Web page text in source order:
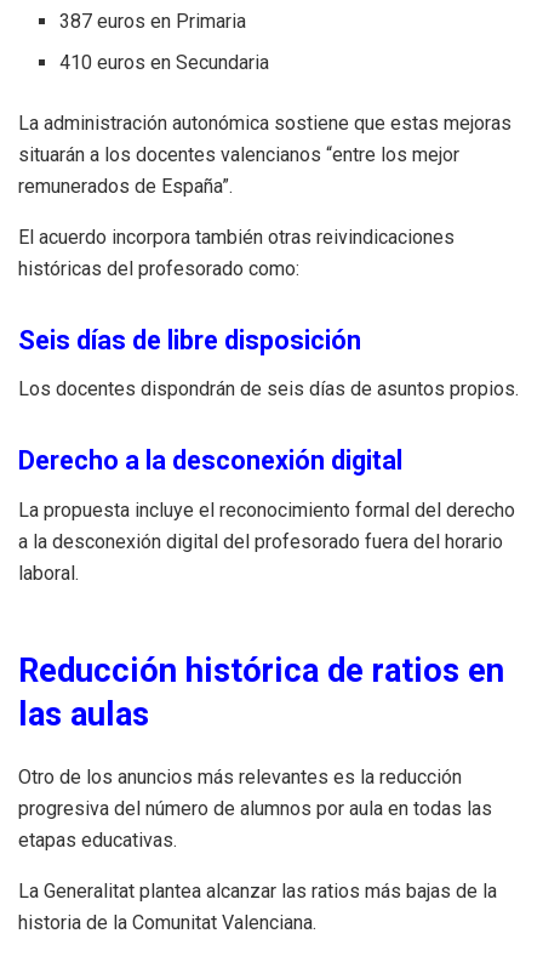
387 euros en Primaria
410 euros en Secundaria
La administración autonómica sostiene que estas mejoras
situarán a los docentes valencianos “entre los mejor
remunerados de España”.
El acuerdo incorpora también otras reivindicaciones
históricas del profesorado como:
Seis días de libre disposición
Los docentes dispondrán de seis días de asuntos propios.
Derecho a la desconexión digital
La propuesta incluye el reconocimiento formal del derecho
a la desconexión digital del profesorado fuera del horario
laboral.
Reducción histórica de ratios en
las aulas
Otro de los anuncios más relevantes es la reducción
progresiva del número de alumnos por aula en todas las
etapas educativas.
La Generalitat plantea alcanzar las ratios más bajas de la
historia de la Comunitat Valenciana.